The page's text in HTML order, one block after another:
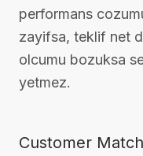
performans
zayifsa, teklif net
olcumu bozuksa
yetmez.
Customer